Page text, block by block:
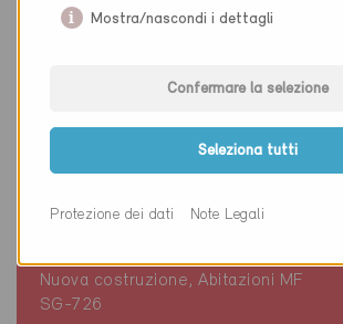
Definitivo
Nuova costruzione, Abitazioni MF
SG-726
Mostra/nascondi i dettagli
Confermare la selezione
Seleziona tutti
Protezione dei dati Note Legali